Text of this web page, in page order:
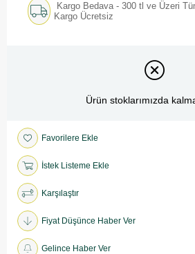
Kargo Bedava - 300 tl ve Üzeri
Kargo Ücretsiz
Ürün stoklarımızda
Favorilere Ekle
İstek Listeme Ekle
Karşılaştır
Fiyat Düşünce Haber Ver
Gelince Haber Ver